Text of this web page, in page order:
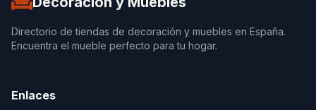
Directorio de tiendas de decoración y muebles en España.
Encuentra el mueble perfecto para tu hogar.
Enlaces